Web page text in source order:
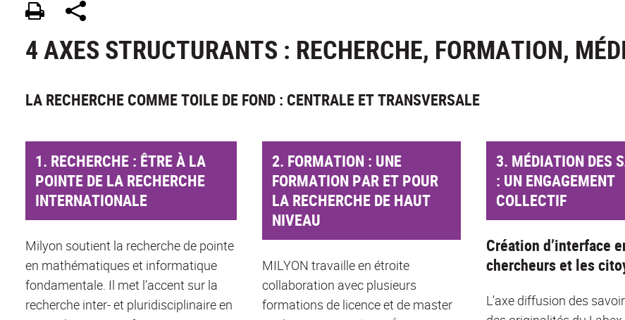
4 AXES STRUCTURANTS : RECHERCHE, FORMATION,
LA RECHERCHE COMME TOILE DE FOND : CENTRALE ET TRANSVERSALE
1. RECHERCHE : ÊTRE À LA
POINTE DE LA RECHERCHE
INTERNATIONALE
Milyon soutient la recherche de pointe
en mathématiques et informatique
fondamentale. Il met l’accent sur la
recherche inter- et pluridisciplinaire en
2. FORMATION : UNE
FORMATION PAR ET POUR
LA RECHERCHE DE HAUT
NIVEAU
MILYON travaille en étroite
collaboration avec plusieurs
formations de licence et de master
3. MÉDIATION DES
: UN ENGAGEMENT
COLLECTIF
Création d’interface
chercheurs et les
L'axe diffusion des